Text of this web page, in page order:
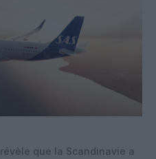
révèle que la Scandinavie a